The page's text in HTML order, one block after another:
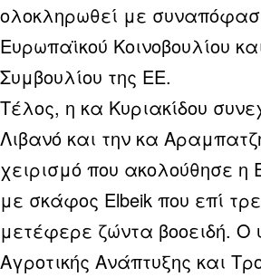
ολοκληρωθεί με
Ευρωπαϊκού Κοινοβουλίου
Συμβουλίου της ΕΕ.
Τέλος, η κα Κυριακίδου
Λιβανό και την κα
χειρισμό που ακολούθησε
με σκάφος Elbeik που επί
μετέφερε ζώντα βοοειδή. Ο
Αγροτικής Ανάπτυξης και